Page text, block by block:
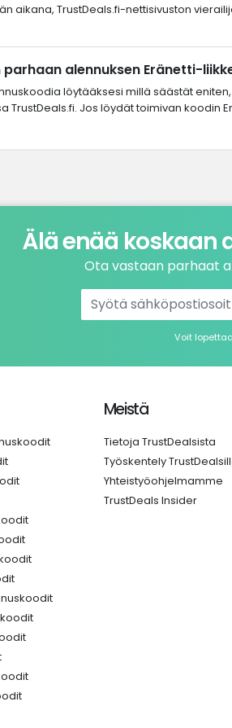
aikana, TrustDeals.fi-nettisivuston
alennuksen Eränetti-
löytääksesi millä säästät
TrustDeals.fi. Jos löydät toimivan koodin
Älä enää koskaan
Ota vastaan parhaat
Voit
Meistä
Tietoja TrustDealsista
Työskentely
Yhteistyöohjelmamme
TrustDeals Insider